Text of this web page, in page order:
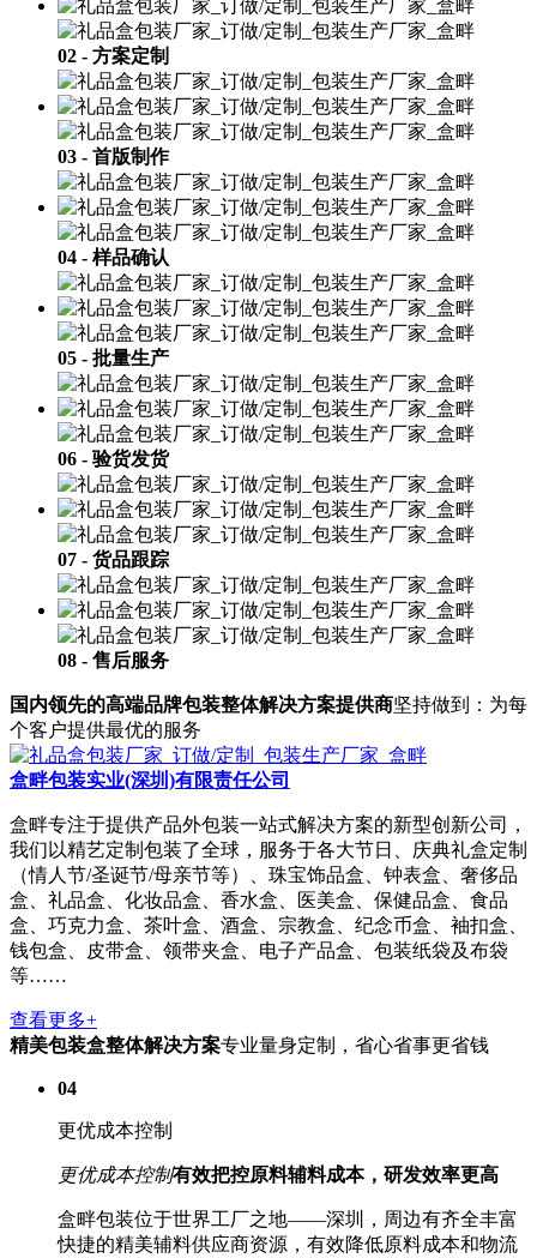
02 - 方案定制
03 - 首版制作
04 - 样品确认
05 - 批量生产
06 - 验货发货
07 - 货品跟踪
08 - 售后服务
国内领先的高端品牌包装整体解决方案提供商坚持做到：为每
个客户提供最优的服务
盒畔包装实业(深圳)有限责任公司
盒畔专注于提供产品外包装一站式解决方案的新型创新公司，
我们以精艺定制包装了全球，服务于各大节日、庆典礼盒定制
（情人节/圣诞节/母亲节等）、珠宝饰品盒、钟表盒、奢侈品
盒、礼品盒、化妆品盒、香水盒、医美盒、保健品盒、食品
盒、巧克力盒、茶叶盒、酒盒、宗教盒、纪念币盒、袖扣盒、
钱包盒、皮带盒、领带夹盒、电子产品盒、包装纸袋及布袋
等……
查看更多+
精美包装盒整体解决方案专业量身定制，省心省事更省钱
04
更优成本控制
更优成本控制有效把控原料辅料成本，研发效率更高
盒畔包装位于世界工厂之地——深圳，周边有齐全丰富
快捷的精美辅料供应商资源，有效降低原料成本和物流